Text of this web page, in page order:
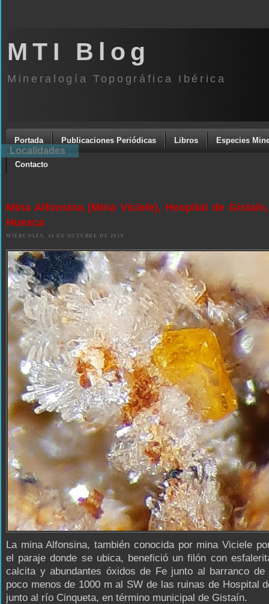
MTI Blog
Mineralogía Topográfica Ibérica
Portada Publicaciones Periódicas Libros Especies
Contacto
Mina Alfonsina (Mina Viciele), Hospital de
Huesca
MIÉRCOLES, 14 DE OCTUBRE DE 2020
La mina Alfonsina, también conocida por mina Viciele
el paraje donde se ubica, benefició un filón con
calcita y abundantes óxidos de Fe junto al barranco de
poco menos de 1000 m al SW de las ruinas de Hospital
junto al río Cinqueta, en término municipal de Gistaín.
Localidades